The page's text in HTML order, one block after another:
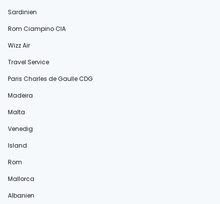
Sardinien
Rom Ciampino CIA
Wizz Air
Travel Service
Paris Charles de Gaulle CDG
Madeira
Malta
Venedig
Island
Rom
Mallorca
Albanien